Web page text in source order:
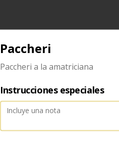
Paccheri
Paccheri a la amatriciana
Instrucciones especiales